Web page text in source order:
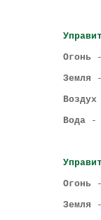
Огонь
Земля
Воздух
Вода -
Огонь
Земля